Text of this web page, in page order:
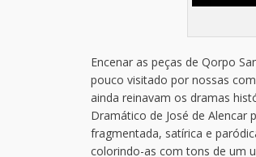
Encenar as peças de Qorpo
pouco visitado por nossas
ainda reinavam os dramas
Dramático de José de Alencar
fragmentada, satírica e
colorindo-as com tons de um